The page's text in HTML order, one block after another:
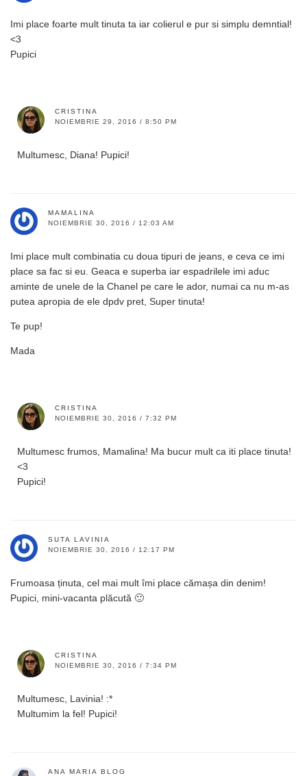
Imi place foarte mult tinuta ta iar colierul e pur si simplu demntial!
<3
Pupici
CRISTINA
NOIEMBRIE 29, 2016 / 8:50 PM
Multumesc, Diana! Pupici!
MAMALINA
NOIEMBRIE 30, 2016 / 12:03 AM
Imi place mult combinatia cu doua tipuri de jeans, e ceva ce imi
place sa fac si eu. Geaca e superba iar espadrilele imi aduc
aminte de unele de la Chanel pe care le ador, numai ca nu m-as
putea apropia de ele dpdv pret, Super tinuta!
Te pup!
Mada
CRISTINA
NOIEMBRIE 30, 2016 / 7:32 PM
Multumesc frumos, Mamalina! Ma bucur mult ca iti place tinuta!
<3
Pupici!
SUTA LAVINIA
NOIEMBRIE 30, 2016 / 12:17 PM
Frumoasa ținuta, cel mai mult îmi place cămașa din denim!
Pupici, mini-vacanta plăcută 🙂
CRISTINA
NOIEMBRIE 30, 2016 / 7:34 PM
Multumesc, Lavinia! :*
Multumim la fel! Pupici!
ANA MARIA BLOG